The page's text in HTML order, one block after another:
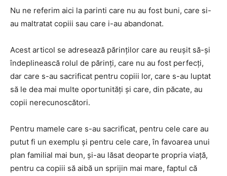
Nu ne referim aici la parinti care nu au fost buni, care si-
au maltratat copiii sau care i-au abandonat.
Acest articol se adresează părinților care au reușit să-și
îndeplinească rolul de părinți, care nu au fost perfecți,
dar care s-au sacrificat pentru copiii lor, care s-au luptat
să le dea mai multe oportunități și care, din păcate, au
copii nerecunoscători.
Pentru mamele care s-au sacrificat, pentru cele care au
putut fi un exemplu și pentru cele care, în favoarea unui
plan familial mai bun, și-au lăsat deoparte propria viață,
pentru ca copiii să aibă un sprijin mai mare, faptul că